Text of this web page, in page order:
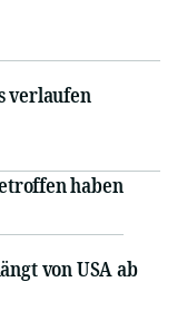
verlaufen
haben
von USA ab